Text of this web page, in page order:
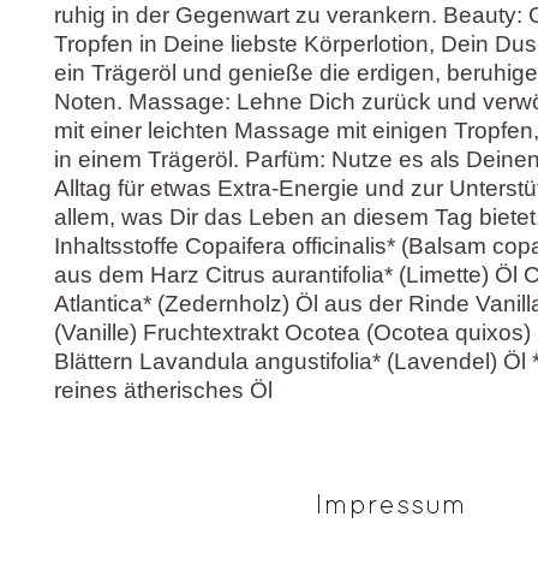
ruhig in der Gegenwart zu verankern. Beauty:
Tropfen in Deine liebste Körperlotion, Dein
ein Trägeröl und genieße die erdigen,
Noten. Massage: Lehne Dich zurück und
mit einer leichten Massage mit einigen
in einem Trägeröl. Parfüm: Nutze es als
Alltag für etwas Extra-Energie und zur
allem, was Dir das Leben an diesem Tag
Inhaltsstoffe Copaifera officinalis* (Balsam
aus dem Harz Citrus aurantifolia* (Limette) Öl
Atlantica* (Zedernholz) Öl aus der Rinde
(Vanille) Fruchtextrakt Ocotea (Ocotea
Blättern Lavandula angustifolia* (Lavendel) Öl
reines ätherisches Öl
Impressum